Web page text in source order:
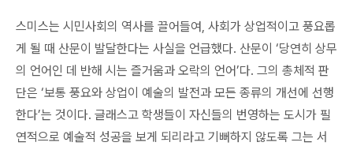
스미스는 시민사회의 역사를 끌어들여, 사회가 상업적이고 풍요롭
게 될 때 산문이 발달한다는 사실을 언급했다. 산문이 ‘당연히 상무
의 언어인 데 반해 시는 즐거움과 오락의 언어’다. 그의 총체적 판
단은 ‘보통 풍요와 상업이 예술의 발전과 모든 종류의 개선에 선행
한다’는 것이다. 글래스고 학생들이 자신들의 번영하는 도시가 필
연적으로 예술적 성공을 보게 되리라고 기뻐하지 않도록 그는 서